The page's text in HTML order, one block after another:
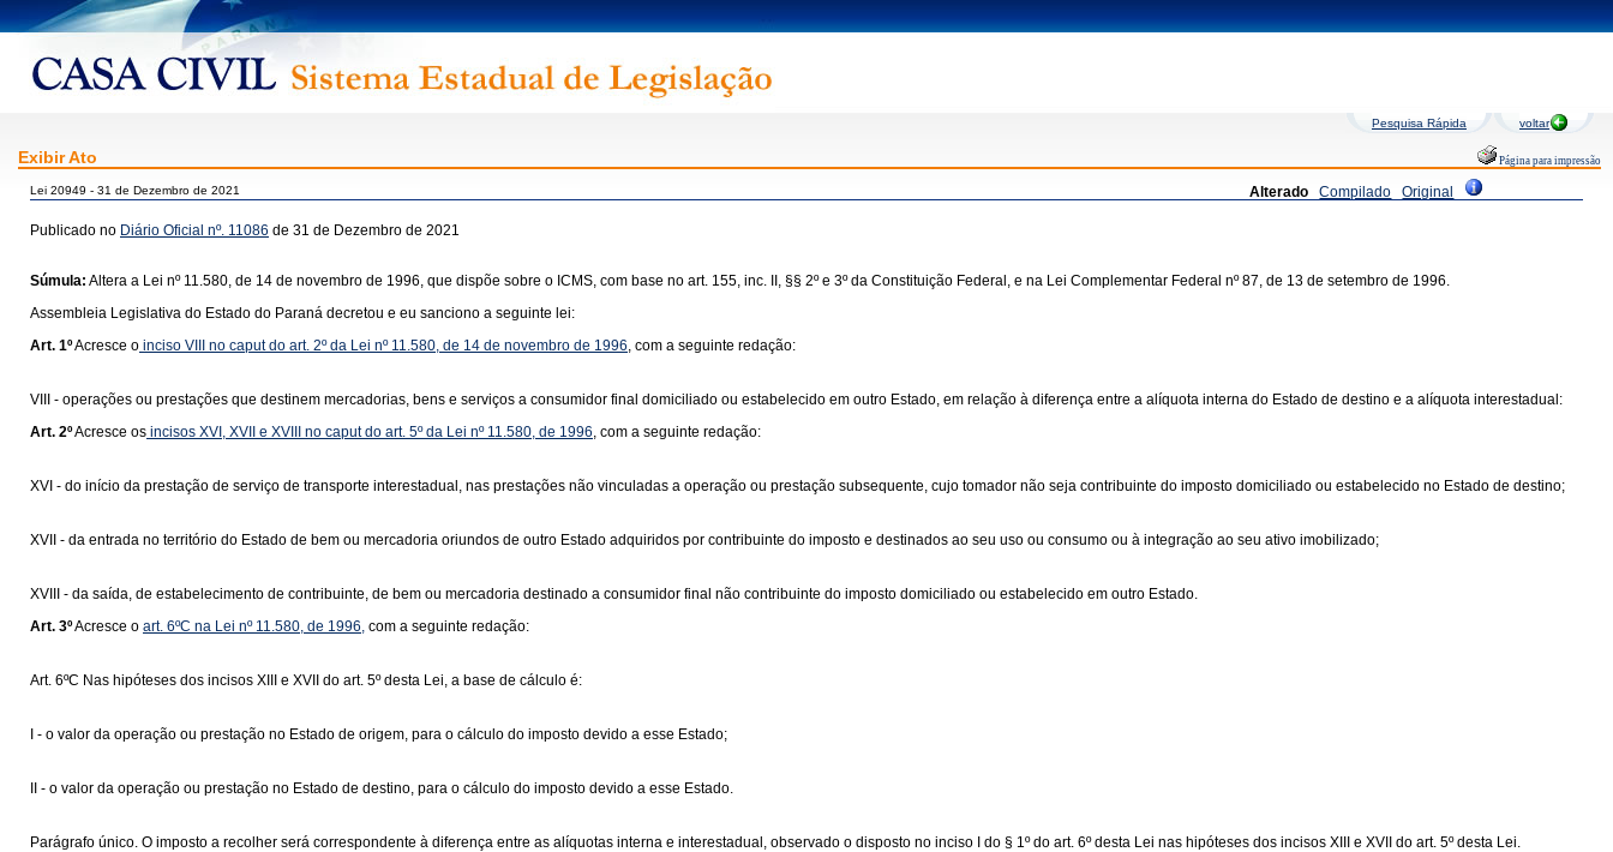
Pesquisa Rápida voltar
Exibir Ato Página para impressão
Alterado Compilado Original
Lei 20949 - 31 de Dezembro de 2021
Publicado no Diário Oficial nº. 11086 de 31 de Dezembro de 2021
Súmula: Altera a Lei nº 11.580, de 14 de novembro de 1996, que dispõe sobre o ICMS, com base no art. 155, inc. II, §§ 2º e 3º da Constituição Federal, e na Lei Complementar Federal nº 87, de 13 de setembro de 1996.
Assembleia Legislativa do Estado do Paraná decretou e eu sanciono a seguinte lei:
Art. 1ºAcresce o inciso VIII no caput do art. 2º da Lei nº 11.580, de 14 de novembro de 1996, com a seguinte redação:
VIII - operações ou prestações que destinem mercadorias, bens e serviços a consumidor final domiciliado ou estabelecido em outro Estado, em relação à diferença entre a alíquota interna do Estado de destino e a alíquota interestadual:
Art. 2ºAcresce os incisos XVI, XVII e XVIII no caput do art. 5º da Lei nº 11.580, de 1996, com a seguinte redação:
XVI - do início da prestação de serviço de transporte interestadual, nas prestações não vinculadas a operação ou prestação subsequente, cujo tomador não seja contribuinte do imposto domiciliado ou estabelecido no Estado de destino;
XVII - da entrada no território do Estado de bem ou mercadoria oriundos de outro Estado adquiridos por contribuinte do imposto e destinados ao seu uso ou consumo ou à integração ao seu ativo imobilizado;
XVIII - da saída, de estabelecimento de contribuinte, de bem ou mercadoria destinado a consumidor final não contribuinte do imposto domiciliado ou estabelecido em outro Estado.
Art. 3ºAcresce o art. 6ºC na Lei nº 11.580, de 1996, com a seguinte redação:
Art. 6ºC Nas hipóteses dos incisos XIII e XVII do art. 5º desta Lei, a base de cálculo é:
I - o valor da operação ou prestação no Estado de origem, para o cálculo do imposto devido a esse Estado;
II - o valor da operação ou prestação no Estado de destino, para o cálculo do imposto devido a esse Estado.
Parágrafo único. O imposto a recolher será correspondente à diferença entre as alíquotas interna e interestadual, observado o disposto no inciso I do § 1º do art. 6º desta Lei nas hipóteses dos incisos XIII e XVII do art. 5º desta Lei.